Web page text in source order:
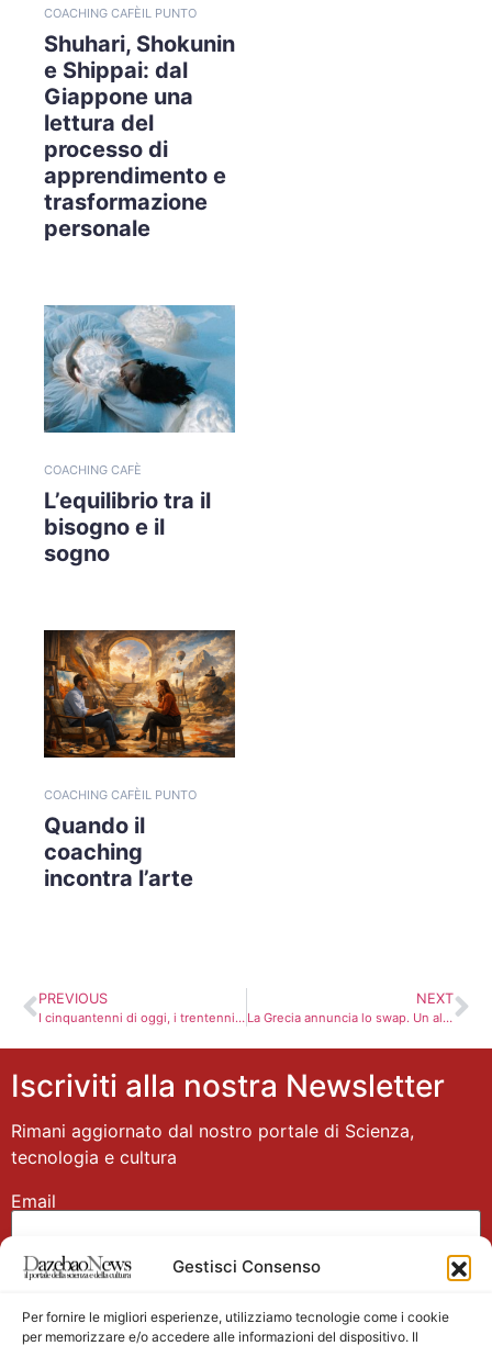
Gestisci Consenso
Per fornire le migliori esperienze, utilizziamo tecnologie come i cookie
per memorizzare e/o accedere alle informazioni del dispositivo. Il
COACHING CAFÈIL PUNTO
Shuhari, Shokunin
e Shippai: dal
Giappone una
lettura del
processo di
apprendimento e
trasformazione
personale
COACHING CAFÈ
L’equilibrio tra il
bisogno e il
sogno
COACHING CAFÈIL PUNTO
Quando il
coaching
incontra l’arte
PREVIOUS
I cinquantenni di oggi, i trentenni di oggi e le loro pensioni.
NEXT
La Grecia annuncia lo swap. Un altro passetto per la normalizzazione?
Iscriviti alla nostra Newsletter
Rimani aggiornato dal nostro portale di Scienza,
tecnologia e cultura
Email
Nome